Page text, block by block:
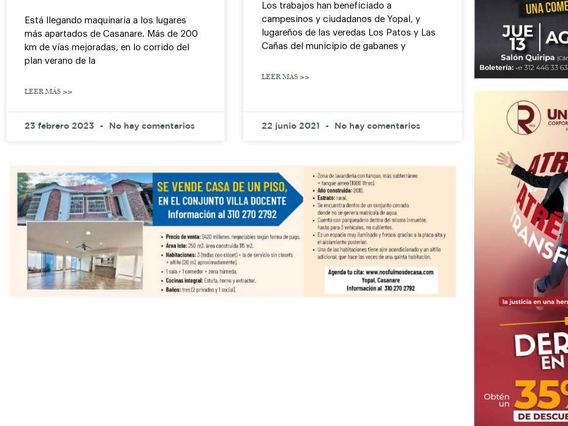
Está llegando maquinaria a los lugares
más apartados de Casanare. Más de 200
km de vías mejoradas, en lo corrido del
plan verano de la
LEER MÁS >>
23 febrero 2023 No hay comentarios
Los trabajos han beneficiado a
campesinos y ciudadanos de Yopal, y
lugareños de las veredas Los Patos y Las
Cañas del municipio de gabanes y
LEER MÁS >>
22 junio 2021 No hay comentarios